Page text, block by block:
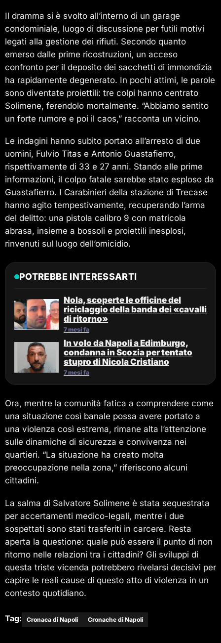
Il dramma si è svolto all’interno di un garage
condominiale, luogo di discussione per futili motivi
legati alla gestione dei rifiuti. Secondo quanto
emerso dalle prime ricostruzioni, un acceso
confronto per il deposito dei sacchetti di immondizia
ha rapidamente degenerato. In pochi attimi, le parole
sono diventate proiettili: tre colpi hanno centrato
Solimene, ferendolo mortalmente. “Abbiamo sentito
un forte rumore e poi il caos,” racconta un vicino.
Le indagini hanno subito portato all’arresto di due
uomini, Fulvio Titas e Antonio Guastafierro,
rispettivamente di 33 e 27 anni. Stando alle prime
informazioni, il colpo fatale sarebbe stato esploso da
Guastafierro. I Carabinieri della stazione di Trecase
hanno agito tempestivamente, recuperando l’arma
del delitto: una pistola calibro 9 con matricola
abrasa, insieme a bossoli e proiettili inesplosi,
rinvenuti sul luogo dell’omicidio.
POTREBBE INTERESSARTI
Nola, scoperte le officine del
riciclaggio della banda dei «cavalli
di ritorno»
7 mesi fa
In volo da Napoli a Edimburgo,
condanna in Scozia per tentato
stupro di Nicola Cristiano
7 mesi fa
Ora, mentre la comunità fatica a comprendere come
una situazione così banale possa avere portato a
una violenza così estrema, rimane alta l’attenzione
sulle dinamiche di sicurezza e convivenza nei
quartieri. “La situazione ha creato molta
preoccupazione nella zona,” riferiscono alcuni
cittadini.
La salma di Salvatore Solimene è stata sequestrata
per accertamenti medico-legali, mentre i due
sospettati sono stati trasferiti in carcere. Resta
aperta la questione: quale può essere il punto di non
ritorno nelle relazioni tra i cittadini? Gli sviluppi di
questa triste vicenda potrebbero rivelarsi decisivi per
capire le reali cause di questo atto di violenza in un
contesto quotidiano.
Tag: Cronaca di Napoli Cronache di Napoli